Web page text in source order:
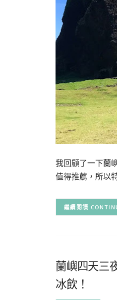
我回顧了一下蘭
值得推薦，所以
蘭嶼四天三
冰飲！